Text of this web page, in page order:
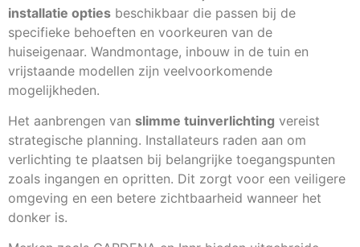
installatie opties beschikbaar die passen bij de
specifieke behoeften en voorkeuren van de
huiseigenaar. Wandmontage, inbouw in de tuin en
vrijstaande modellen zijn veelvoorkomende
mogelijkheden.
Het aanbrengen van slimme tuinverlichting vereist
strategische planning. Installateurs raden aan om
verlichting te plaatsen bij belangrijke toegangspunten
zoals ingangen en opritten. Dit zorgt voor een veiligere
omgeving en een betere zichtbaarheid wanneer het
donker is.